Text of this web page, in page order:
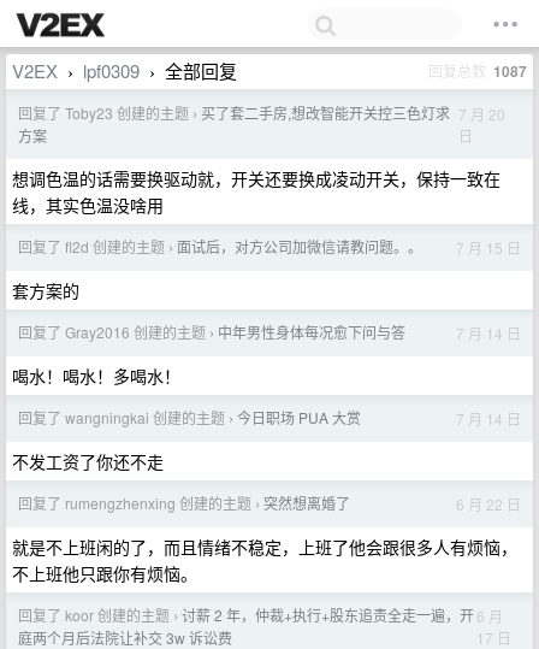
V2EX › lpf0309 › 全部回复 回复总数 1087
回复了 Toby23 创建的主题 › 买了套二手房,想改智能开关控三色灯求
方案
7 月 20
日
想调色温的话需要换驱动就，开关还要换成凌动开关，保持一致在
线，其实色温没啥用
回复了 fl2d 创建的主题 › 面试后，对方公司加微信请教问题。。 7 月 15 日
套方案的
回复了 Gray2016 创建的主题 › 中年男性身体每况愈下问与答 7 月 14 日
喝水！喝水！多喝水！
回复了 wangningkai 创建的主题 › 今日职场 PUA 大赏 7 月 14 日
不发工资了你还不走
回复了 rumengzhenxing 创建的主题 › 突然想离婚了 6 月 22 日
就是不上班闲的了，而且情绪不稳定，上班了他会跟很多人有烦恼，
不上班他只跟你有烦恼。
回复了 koor 创建的主题 › 讨薪 2 年，仲裁+执行+股东追责全走一遍，开
庭两个月后法院让补交 3w 诉讼费
6 月
17 日